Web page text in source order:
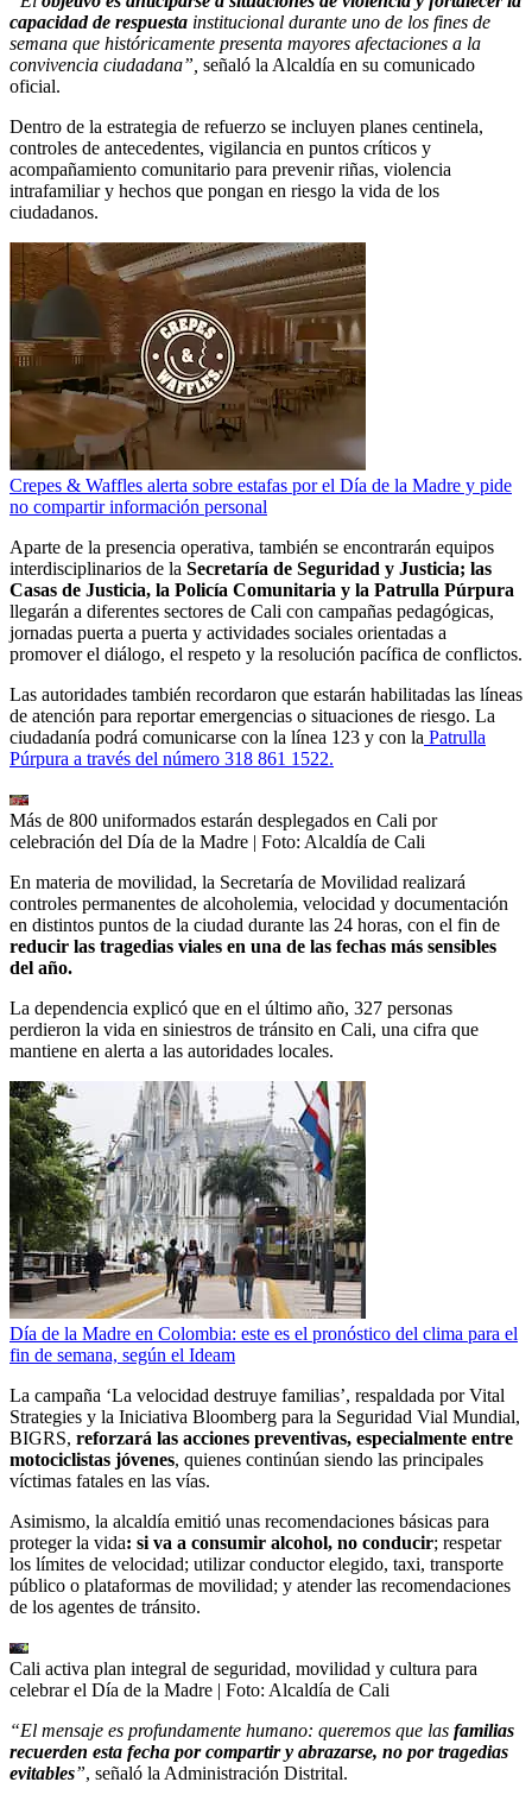
capacidad de respuesta institucional durante uno de los fines de
semana que históricamente presenta mayores afectaciones a la
convivencia ciudadana”, señaló la Alcaldía en su comunicado
oficial.
Dentro de la estrategia de refuerzo se incluyen planes centinela,
controles de antecedentes, vigilancia en puntos críticos y
acompañamiento comunitario para prevenir riñas, violencia
intrafamiliar y hechos que pongan en riesgo la vida de los
ciudadanos.
Crepes & Waffles alerta sobre estafas por el Día de la Madre y pide
no compartir información personal
Aparte de la presencia operativa, también se encontrarán equipos
interdisciplinarios de la Secretaría de Seguridad y Justicia; las
Casas de Justicia, la Policía Comunitaria y la Patrulla Púrpura
llegarán a diferentes sectores de Cali con campañas pedagógicas,
jornadas puerta a puerta y actividades sociales orientadas a
promover el diálogo, el respeto y la resolución pacífica de conflictos.
Las autoridades también recordaron que estarán habilitadas las líneas
de atención para reportar emergencias o situaciones de riesgo. La
ciudadanía podrá comunicarse con la línea 123 y con la Patrulla
Púrpura a través del número 318 861 1522.
Más de 800 uniformados estarán desplegados en Cali por
celebración del Día de la Madre | Foto: Alcaldía de Cali
En materia de movilidad, la Secretaría de Movilidad realizará
controles permanentes de alcoholemia, velocidad y documentación
en distintos puntos de la ciudad durante las 24 horas, con el fin de
reducir las tragedias viales en una de las fechas más sensibles
del año.
La dependencia explicó que en el último año, 327 personas
perdieron la vida en siniestros de tránsito en Cali, una cifra que
mantiene en alerta a las autoridades locales.
Día de la Madre en Colombia: este es el pronóstico del clima para el
fin de semana, según el Ideam
La campaña ‘La velocidad destruye familias’, respaldada por Vital
Strategies y la Iniciativa Bloomberg para la Seguridad Vial Mundial,
BIGRS, reforzará las acciones preventivas, especialmente entre
motociclistas jóvenes, quienes continúan siendo las principales
víctimas fatales en las vías.
Asimismo, la alcaldía emitió unas recomendaciones básicas para
proteger la vida: si va a consumir alcohol, no conducir; respetar
los límites de velocidad; utilizar conductor elegido, taxi, transporte
público o plataformas de movilidad; y atender las recomendaciones
de los agentes de tránsito.
Cali activa plan integral de seguridad, movilidad y cultura para
celebrar el Día de la Madre | Foto: Alcaldía de Cali
“El mensaje es profundamente humano: queremos que las familias
recuerden esta fecha por compartir y abrazarse, no por tragedias
evitables”, señaló la Administración Distrital.